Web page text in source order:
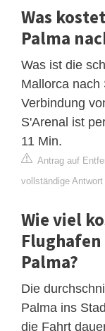
Was
Palma
Was ist die
Mallorca nach
Verbindung
S'Arenal ist
11 Min.
Antrag auf
vollständige
Wie viel
Palma?
Die
Palma ins
die Fahrt